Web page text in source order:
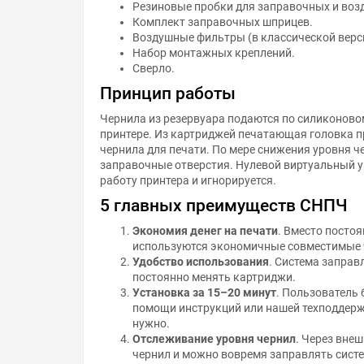
Резиновые пробки для заправочных и
Комплект заправочных шприцев.
Воздушные фильтры (в классической
Набор монтажных креплений.
Сверло.
Принцип работы
Чернила из резервуара подаются по
принтере. Из картриджей печатающая головка
чернила для печати. По мере снижения уровня
заправочные отверстия. Нулевой виртуальный
работу принтера и игнорируется.
5 главных преимуществ СНПЧ
Экономия денег на печати. Вместо
используются экономичные совместимые
Удобство использования. Система
постоянно менять картриджи.
Установка за 15–20 минут. Пользователь
помощи инструкций или нашей
нужно.
Отслеживание уровня чернил. Через
чернил и можно вовремя заправлять